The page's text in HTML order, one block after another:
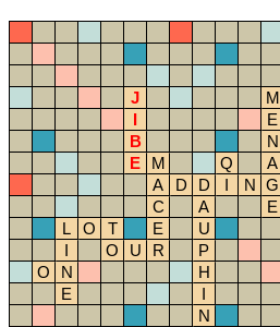
J
M
I
E
B
N
E
M Q
A
A
D D I N G
C
A
E
L
O T E
U
I
O U R
P
O
N
H
E
I
N